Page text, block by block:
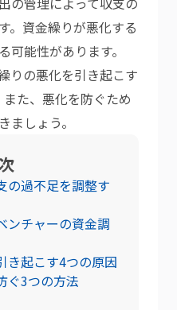
。資金繰りが悪化する
可能性があります。
りの悪化を引き起こす
た、悪化を防ぐため
ましょう。
の過不足を調整す
ンチャーの資金調
き起こす4つの原因
ぐ3つの方法